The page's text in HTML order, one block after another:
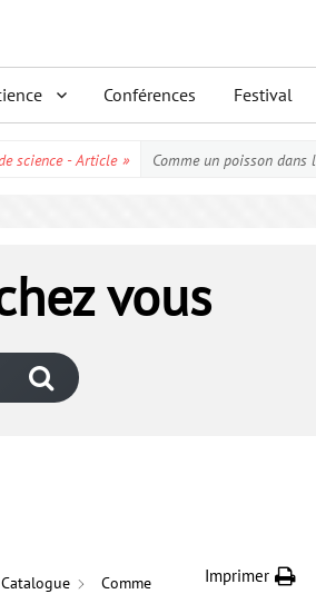
Conférences Festival
science - Article » Comme un poisson dans
vous
Catalogue
Comme
Imprimer